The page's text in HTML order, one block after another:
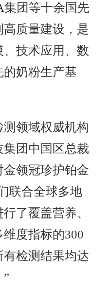
集团等十余国先
质量建设，是
、技术应用、数
奶粉生产基
领域权威机构
团中国区总裁
领冠珍护铂金
联合全球多地
了覆盖营养、
度指标的300
检测结果均达